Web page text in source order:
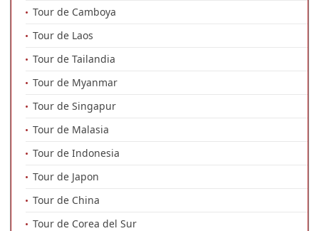
Tour de Camboya
Tour de Laos
Tour de Tailandia
Tour de Myanmar
Tour de Singapur
Tour de Malasia
Tour de Indonesia
Tour de Japon
Tour de China
Tour de Corea del Sur